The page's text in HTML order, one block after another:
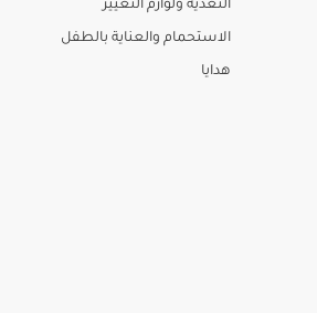
التغذية ولوازم التغيير
الاستحمام والعناية بالطفل
هدايا